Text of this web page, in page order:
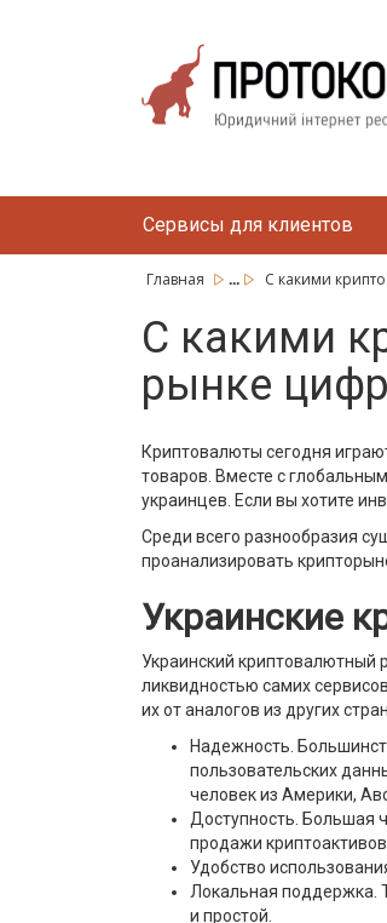
Сервисы для клиентов
Главная ... С какими
С какими
рынке
Криптовалюты сегодня
товаров. Вместе с
украинцев. Если вы хотите
Среди всего разнообразия
проанализировать
Украинские
Украинский криптовалютный
ликвидностью самих
их от аналогов из других
Надежность.
пользовательских
человек из Америки,
Доступность. Большая
продажи
Удобство
Локальная поддержка.
и простой.